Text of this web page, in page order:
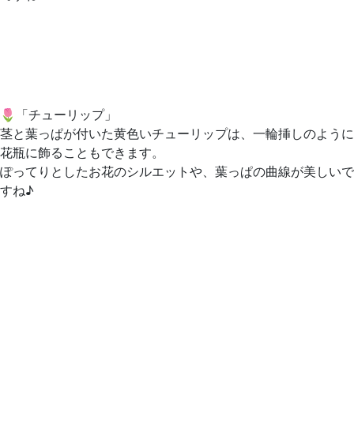
🌷「チューリップ」
茎と葉っぱが付いた黄色いチューリップは、一輪挿しのように
花瓶に飾ることもできます。
ぽってりとしたお花のシルエットや、葉っぱの曲線が美しいで
すね♪